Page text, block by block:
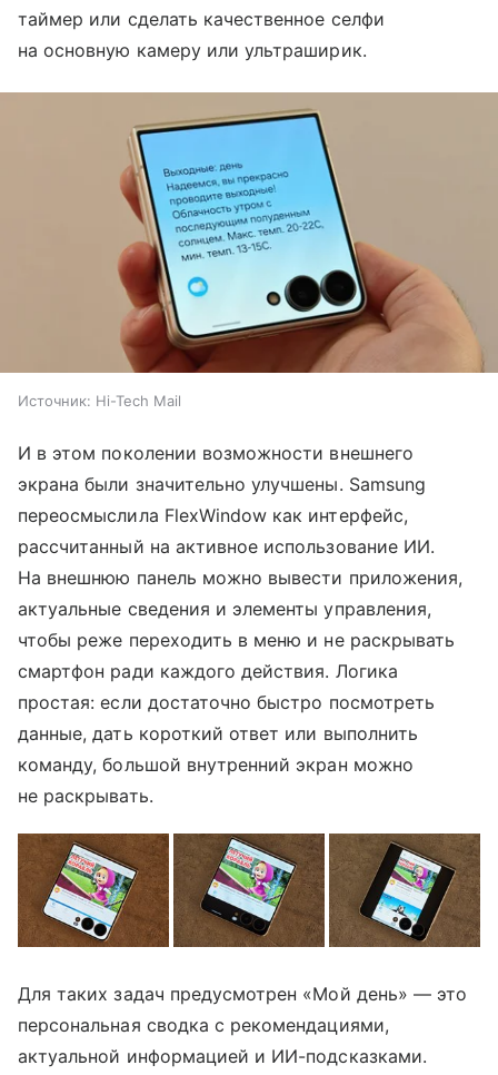
таймер или сделать качественное селфи
на основную камеру или ультраширик.
Источник: Hi-Tech Mail
И в этом поколении возможности внешнего
экрана были значительно улучшены. Samsung
переосмыслила FlexWindow как интерфейс,
рассчитанный на активное использование ИИ.
На внешнюю панель можно вывести приложения,
актуальные сведения и элементы управления,
чтобы реже переходить в меню и не раскрывать
смартфон ради каждого действия. Логика
простая: если достаточно быстро посмотреть
данные, дать короткий ответ или выполнить
команду, большой внутренний экран можно
не раскрывать.
Для таких задач предусмотрен «Мой день» — это
персональная сводка с рекомендациями,
актуальной информацией и ИИ-подсказками.